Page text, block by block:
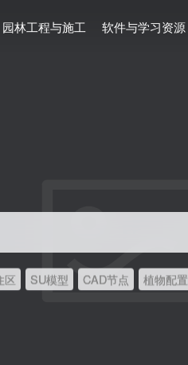
园林工程与施工 软件与学习资源
区 SU模型 CAD节点 植物配置